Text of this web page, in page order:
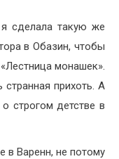
сделала такую же
в Обазин, чтобы
монашек».
прихоть. А
строгом детстве в
в Варенн, не потому